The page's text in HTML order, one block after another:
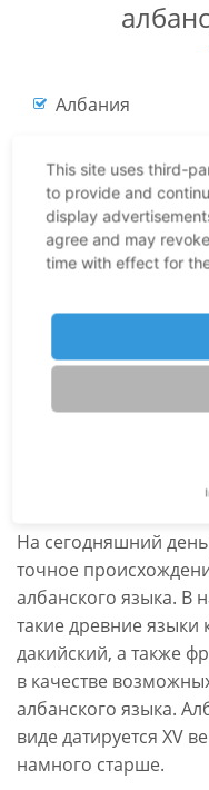
Албания
Македония
Греция
Италия
История
На сегодняшний
точное
албанского языка. В
такие древние языки
дакийский, а также
в качестве
албанского языка.
виде датируется XV
намного старше.
This site uses third-
to provide and
display
agree and may
time with effect for